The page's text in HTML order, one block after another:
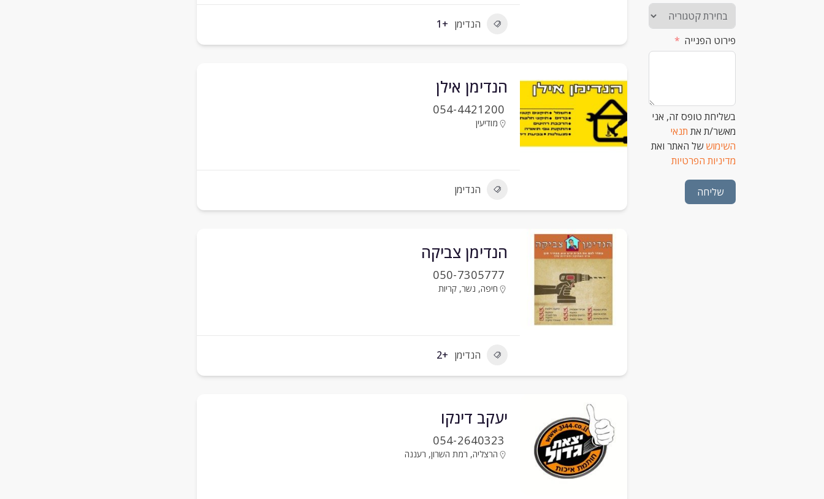
פירוט הפנייה
בשליחת טופס זה, אני
מאשר/ת את תנאי
השימוששל האתר ואת
מדיניות הפרטיות
שליחה
הנדימן +1
הנדימן אילן
054-4421200
מודיעין
הנדימן
הנדימן צביקה
050-7305777
חיפה, נשר,קריות
הנדימן +2
יעקב דינקו
054-2640323
הרצליה, רמת השרון, רעננה